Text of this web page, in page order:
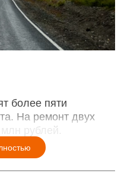
более пяти
На ремонт двух
рублей.